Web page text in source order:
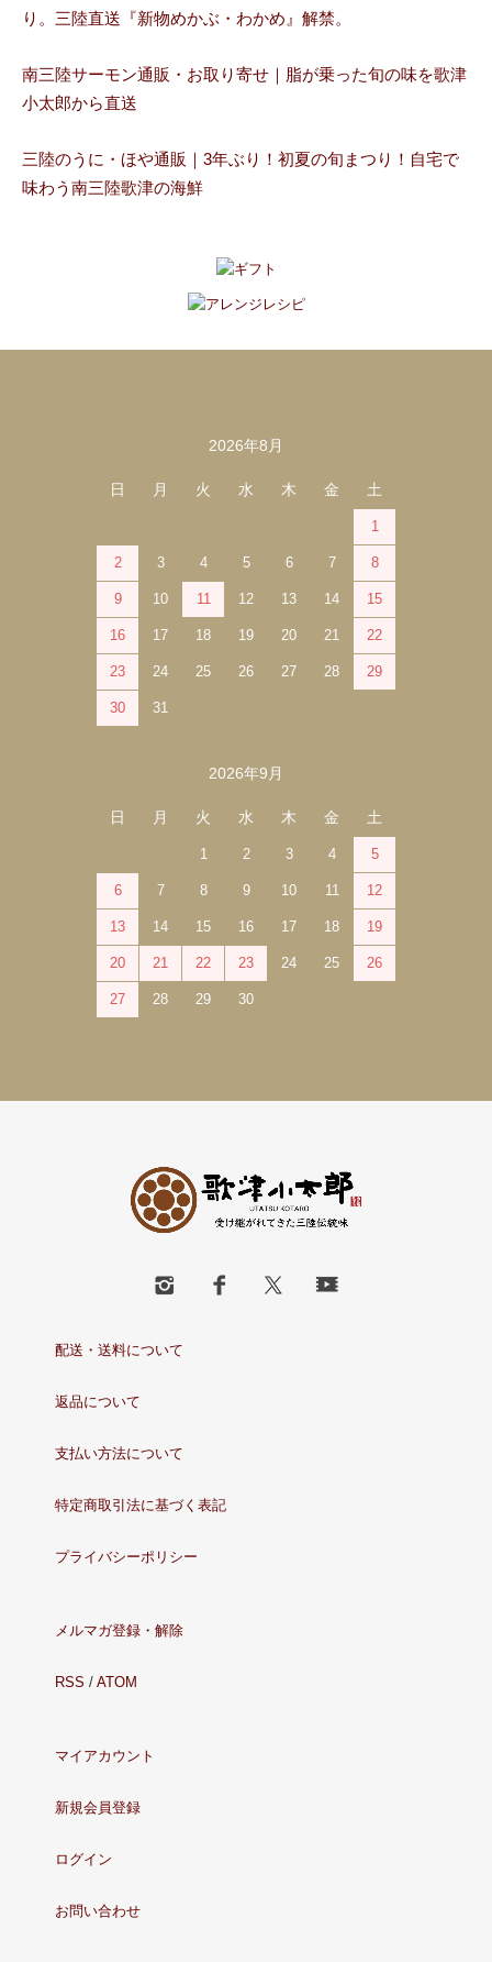
り。三陸直送『新物めかぶ・わかめ』解禁。
南三陸サーモン通販・お取り寄せ｜脂が乗った旬の味を歌津
小太郎から直送
三陸のうに・ほや通販｜3年ぶり！初夏の旬まつり！自宅で
味わう南三陸歌津の海鮮
2026年8月
日 月 火 水 木 金 土
1
2 3 4 5 6 7 8
9 10 11 12 13 14 15
16 17 18 19 20 21 22
23 24 25 26 27 28 29
30 31
2026年9月
日 月 火 水 木 金 土
1 2 3 4 5
6 7 8 9 10 11 12
13 14 15 16 17 18 19
20 21 22 23 24 25 26
27 28 29 30
配送・送料について
返品について
支払い方法について
特定商取引法に基づく表記
プライバシーポリシー
メルマガ登録・解除
RSS / ATOM
マイアカウント
新規会員登録
ログイン
お問い合わせ